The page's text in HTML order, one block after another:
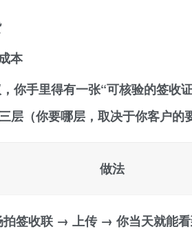
本
，你手里得有一张“可核验的签收证
层（你要哪层，取决于你客户的
做法
拍签收联 → 上传 → 你当天就能